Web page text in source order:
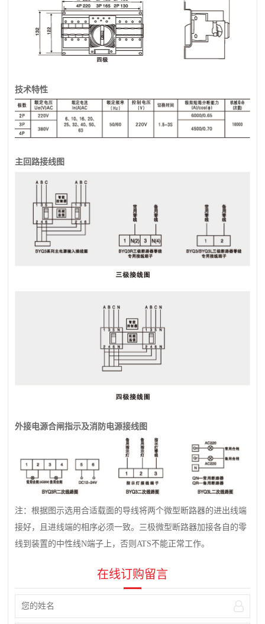
技术特性
主回路接线图
外接电源合闸指示及消防电源接线图
注：根据图示选用合适载面的导线将两个微型断路器的进出线端
接好，且进线端的相序必须一致。三极微型断路器加接各自的零
线到装置的中性线N端子上，否则ATS不能正常工作。
在线订购留言